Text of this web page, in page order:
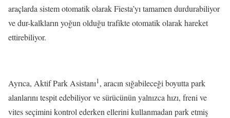
araçlarda sistem otomatik olarak Fiesta’yı tamamen durdurabiliyor
ve dur-kalkların yoğun olduğu trafikte otomatik olarak hareket
ettirebiliyor.
Ayrıca, Aktif Park Asistanı1, aracın sığabileceği boyutta park
alanlarını tespit edebiliyor ve sürücünün yalnızca hızı, freni ve
vites seçimini kontrol ederken ellerini kullanmadan park etmiş